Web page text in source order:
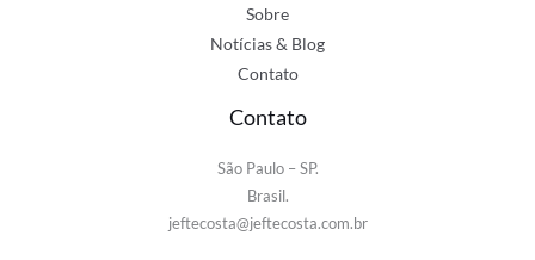
Sobre
Notícias & Blog
Contato
Contato
São Paulo – SP.
Brasil.
jeftecosta@jeftecosta.com.br